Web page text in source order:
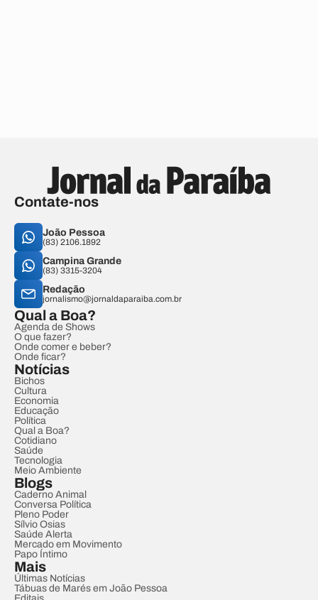
Contate-nos
João Pessoa
(83) 2106.1892
Campina Grande
(83) 3315-3204
Redação
jornalismo@jornaldaparaiba.com.br
Qual a Boa?
Agenda de Shows
O que fazer?
Onde comer e beber?
Onde ficar?
Notícias
Bichos
Cultura
Economia
Educação
Política
Qual a Boa?
Cotidiano
Saúde
Tecnologia
Meio Ambiente
Blogs
Caderno Animal
Conversa Política
Pleno Poder
Sílvio Osias
Saúde Alerta
Mercado em Movimento
Papo Íntimo
Mais
Últimas Notícias
Tábuas de Marés em João Pessoa